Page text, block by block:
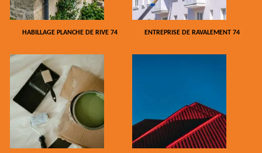
HABILLAGE PLANCHE DE RIVE 74 ENTREPRISE DE RAVALEMENT 74